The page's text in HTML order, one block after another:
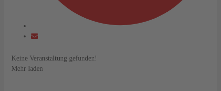
Keine Veranstaltung gefunden!
Mehr laden